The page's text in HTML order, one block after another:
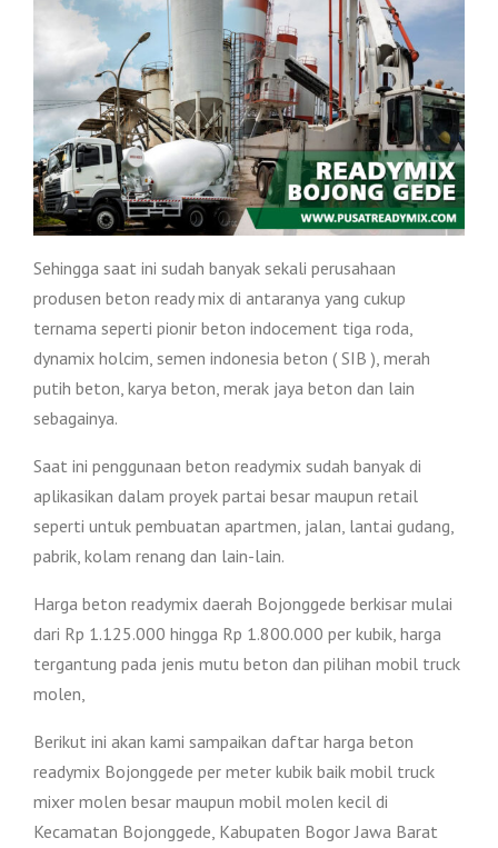
Sehingga saat ini sudah banyak sekali perusahaan
produsen beton ready mix di antaranya yang cukup
ternama seperti pionir beton indocement tiga roda,
dynamix holcim, semen indonesia beton ( SIB ), merah
putih beton, karya beton, merak jaya beton dan lain
sebagainya.
Saat ini penggunaan beton readymix sudah banyak di
aplikasikan dalam proyek partai besar maupun retail
seperti untuk pembuatan apartmen, jalan, lantai gudang,
pabrik, kolam renang dan lain-lain.
Harga beton readymix daerah Bojonggede berkisar mulai
dari Rp 1.125.000 hingga Rp 1.800.000 per kubik, harga
tergantung pada jenis mutu beton dan pilihan mobil truck
molen,
Berikut ini akan kami sampaikan daftar harga beton
readymix Bojonggede per meter kubik baik mobil truck
mixer molen besar maupun mobil molen kecil di
Kecamatan Bojonggede, Kabupaten Bogor Jawa Barat